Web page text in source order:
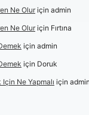
Ne Oluriçin admin
Ne Oluriçin Fırtına
için admin
için Doruk
Ne Yapmalı için admin